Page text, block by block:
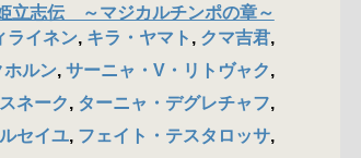
立志伝 ～マジカルチンポの章～
ライネン, キラ・ヤマト , クマ吉君,
ホルン, サーニャ・V・リトヴャク,
ネーク, ターニャ・デグレチャフ,
セイユ, フェイト・テスタロッサ,